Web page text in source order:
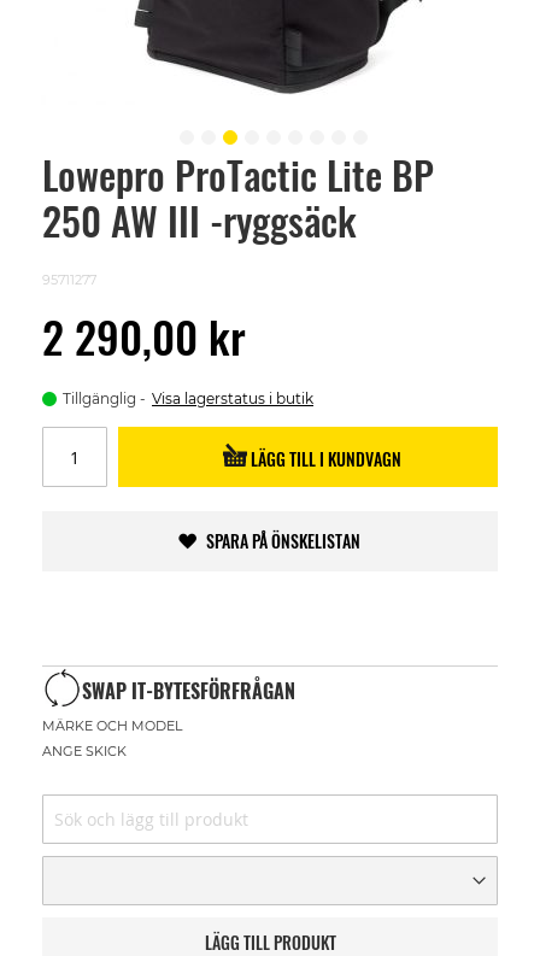
Lowepro ProTactic Lite BP
250 AW III -ryggsäck
95711277
2 290,00 kr
Tillgänglig Visa lagerstatus i butik
LÄGG TILL I KUNDVAGN
SPARA PÅ ÖNSKELISTAN
SWAP IT-BYTESFÖRFRÅGAN
MÄRKE OCH MODEL
ANGE SKICK
LÄGG TILL PRODUKT
Skip
beginning
images